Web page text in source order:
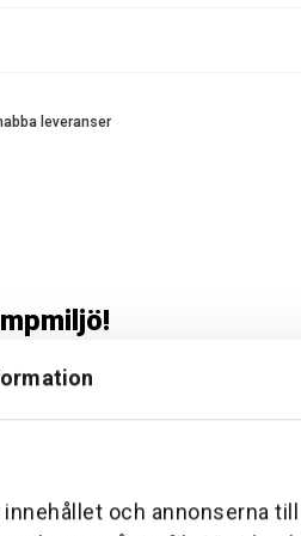
och annonserna till
leveranser
l/h kan du vara säker på att
prestanda.
din pump.